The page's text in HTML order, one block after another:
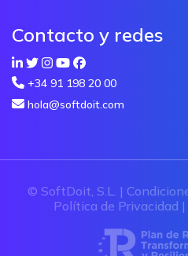
Contacto y redes
+34 91 198 20 00
hola@softdoit.com
© SoftDoit, S.L. |
Política de Privacidad |